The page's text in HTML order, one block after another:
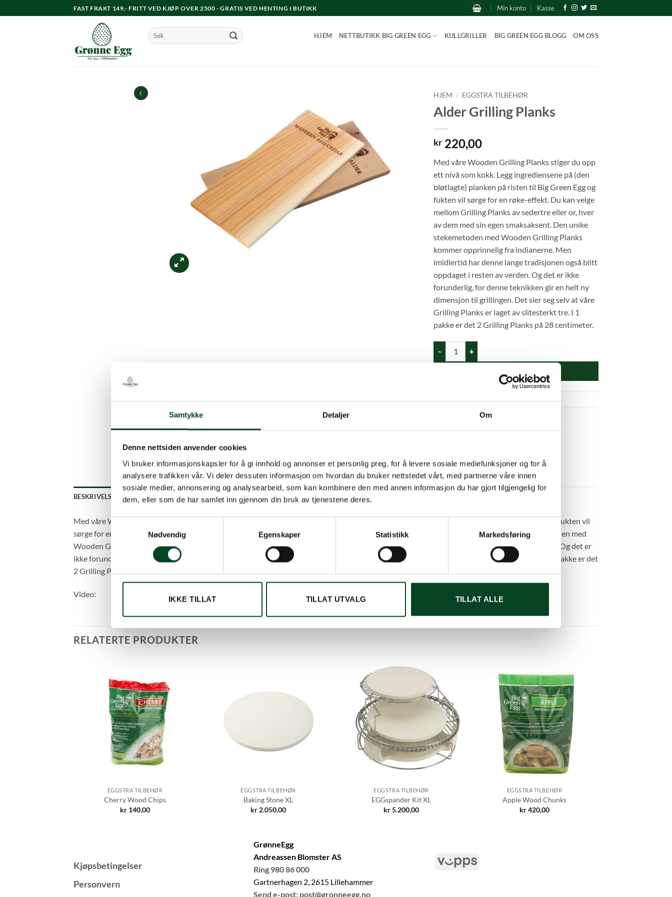
Samtykke Detaljer Om
Denne nettsiden anvender cookies
Vi bruker informasjonskapsler for å gi innhold og annonser et personlig preg, for å levere sosiale mediefunksjoner og for å
analysere trafikken vår. Vi deler dessuten informasjon om hvordan du bruker nettstedet vårt, med partnerne våre innen
sosiale medier, annonsering og analysearbeid, som kan kombinere den med annen informasjon du har gjort tilgjengelig for
dem, eller som de har samlet inn gjennom din bruk av tjenestene deres.
Samtykkevalg
Nødvendig
Egenskaper Statistikk Markedsføring
IKKE TILLAT TILLAT UTVALG TILLAT ALLE
to
FAST FRAKT 149,- FRITT VED KJØP OVER 2500 - GRATIS VED HENTING I BUTIKK Min konto Kasse
Søk
etter:
HJEM NETTBUTIKK BIG GREEN EGG KULLGRILLER BIG GREEN EGG BLOGG OM OSS
HJEM / EGGSTRA TILBEHØR
Alder Grilling Planks
kr 220,00
Med våre Wooden Grilling Planks stiger du opp
ett nivå som kokk. Legg ingrediensene på (den
bløtlagte) planken på risten til Big Green Egg og
fukten vil sørge for en røke-effekt. Du kan velge
mellom Grilling Planks av sedertre eller or, hver
av dem med sin egen smaksaksent. Den unike
stekemetoden med Wooden Grilling Planks
kommer opprinnelig fra indianerne. Men
imidlertid har denne lange tradisjonen også blitt
oppdaget i resten av verden. Og det er ikke
forunderlig, for denne teknikken gir en helt ny
dimensjon til grillingen. Det sier seg selv at våre
Grilling Planks er laget av slitesterkt tre. I 1
pakke er det 2 Grilling Planks på 28 centimeter.
Produktnummer:116291
Eggstra tilbehør
BESKRIVELSE TILLEGGSINFORMASJON
Med våre Wooden Grilling Planks stiger du opp ett nivå som kokk. Legg ingrediensene på (den bløtlagte) planken på risten til Big Green Egg og fukten vil
sørge for en røke-effekt. Du kan velge mellom Grilling Planks av sedertre eller or, hver av dem med sin egen smaksaksent. Den unike stekemetoden med
Wooden Grilling Planks kommer opprinnelig fra indianerne. Men imidlertid har denne lange tradisjonen også blitt oppdaget i resten av verden. Og det er
ikke forunderlig, for denne teknikken gir en helt ny dimensjon til grillingen. Det sier seg selv at våre Grilling Planks er laget av slitesterkt tre. I 1 pakke er det
2 Grilling Planks på 28 centimeter.
Video:
RELATERTE PRODUKTER
EGGSTRA TILBEHØR
Cherry Wood Chips
kr 140,00
EGGSTRA TILBEHØR
Baking Stone XL
kr2.050,00
EGGSTRA TILBEHØR
EGGspander Kit XL
kr5.200,00
EGGSTRA TILBEHØR
Apple Wood Chunks
kr420,00
Kjøpsbetingelser
Personvern
GrønneEgg
Andreassen Blomster AS
Ring 980 86 000
Gartnerhagen 2, 2615 Lillehammer
Send e-post: post@gronneegg.no
Vipps